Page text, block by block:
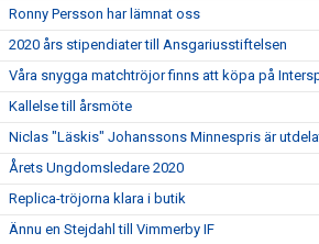
Ronny Persson har lämnat oss
2020 års stipendiater till Ansgariusstiftelsen
Våra snygga matchtröjor finns att köpa på
Kallelse till årsmöte
Niclas "Läskis" Johanssons Minnespris är
Årets Ungdomsledare 2020
Replica-tröjorna klara i butik
Ännu en Stejdahl till Vimmerby IF